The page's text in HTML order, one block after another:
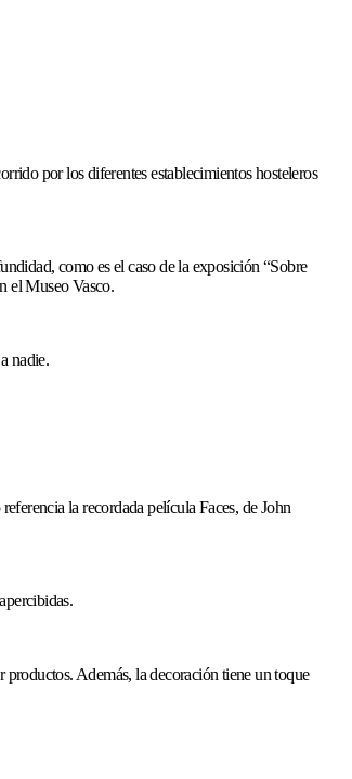
por los diferentes establecimientos hosteleros
como es el caso de la exposición “Sobre
el Museo Vasco.
nadie.
la recordada película Faces, de John
productos. Además, la decoración tiene un toque